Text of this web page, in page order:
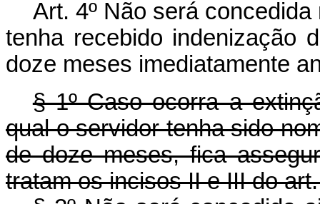
Art. 4º Não será
tenha recebido indenização
doze meses imediatamente
§ 1º Caso ocorra a
qual o servidor tenha sido
de doze meses, fica
tratam os incisos II e III do art.